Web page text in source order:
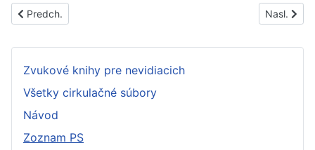
Predchádzajúci článok: PS1391A
Predch. Nasl.
Zvukové knihy pre nevidiacich
Všetky cirkulačné súbory
Návod
Zoznam PS